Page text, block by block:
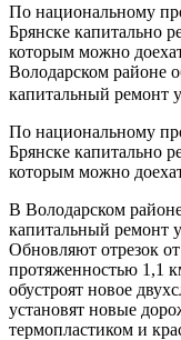
По национальному
Брянске капитально
которым можно
Володарском районе
капитальный ремонт
По национальному
Брянске капитально
которым можно
В Володарском
капитальный ремонт
Обновляют отрезок
протяженностью 1,1
обустроят новое
установят новые
термопластиком и